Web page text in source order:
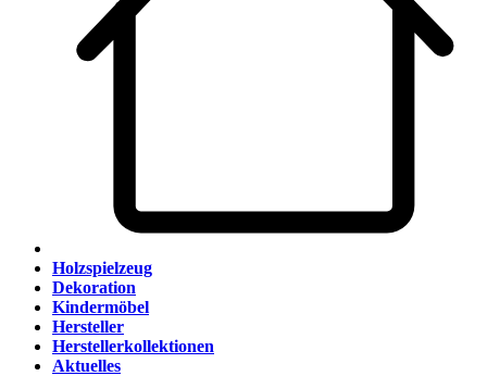
Holzspielzeug
Dekoration
Kindermöbel
Hersteller
Herstellerkollektionen
Aktuelles